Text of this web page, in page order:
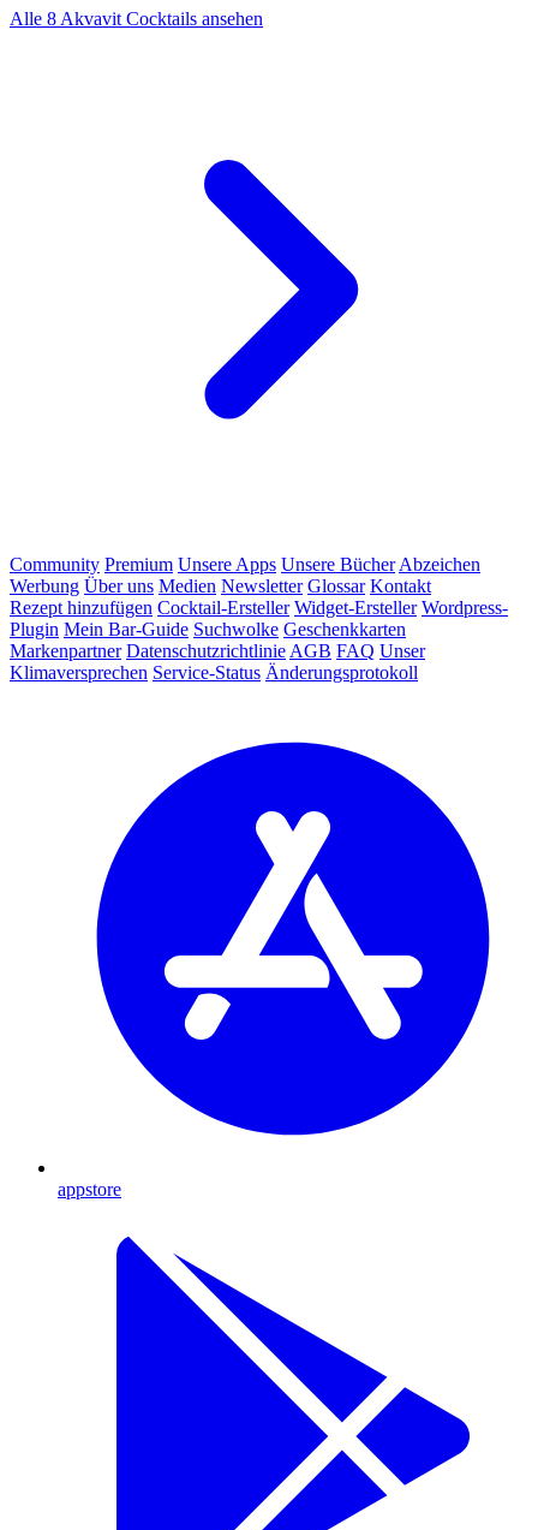
Alle 8 Akvavit Cocktails ansehen
Community Premium Unsere Apps Unsere Bücher Abzeichen
Werbung Über uns Medien Newsletter Glossar Kontakt
Rezept hinzufügen Cocktail-Ersteller Widget-Ersteller Wordpress-
Plugin Mein Bar-Guide Suchwolke Geschenkkarten
Markenpartner Datenschutzrichtlinie AGB FAQ Unser
Klimaversprechen Service-Status Änderungsprotokoll
appstore